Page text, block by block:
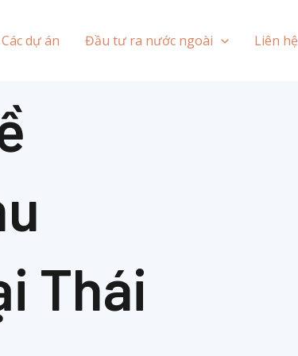
Các dự án Đầu tư ra nước ngoài Liên hệ
Thái